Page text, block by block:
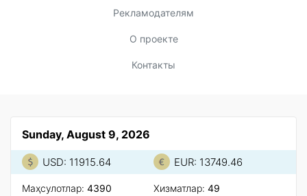
Рекламодателям
О проекте
Контакты
Sunday, August 9, 2026
USD: 11915.64 EUR: 13749.46
Маҳсулотлар: 4390
Xизматлар: 49